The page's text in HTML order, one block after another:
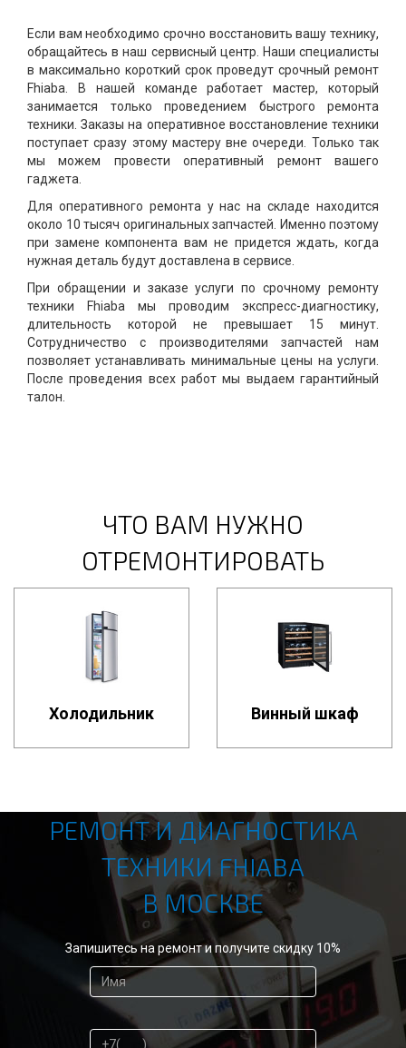
Если вам необходимо срочно восстановить вашу технику,
обращайтесь в наш сервисный центр. Наши специалисты
в максимально короткий срок проведут срочный ремонт
Fhiaba. В нашей команде работает мастер, который
занимается только проведением быстрого ремонта
техники. Заказы на оперативное восстановление техники
поступает сразу этому мастеру вне очереди. Только так
мы можем провести оперативный ремонт вашего
гаджета.
Для оперативного ремонта у нас на складе находится
около 10 тысяч оригинальных запчастей. Именно поэтому
при замене компонента вам не придется ждать, когда
нужная деталь будут доставлена в сервисе.
При обращении и заказе услуги по срочному ремонту
техники Fhiaba мы проводим экспресс-диагностику,
длительность которой не превышает 15 минут.
Сотрудничество с производителями запчастей нам
позволяет устанавливать минимальные цены на услуги.
После проведения всех работ мы выдаем гарантийный
талон.
ЧТО ВАМ НУЖНО
ОТРЕМОНТИРОВАТЬ
Холодильник Винный шкаф
РЕМОНТ И ДИАГНОСТИКА
ТЕХНИКИ FHIABA
В МОСКВЕ
Запишитесь на ремонт и получите скидку 10%